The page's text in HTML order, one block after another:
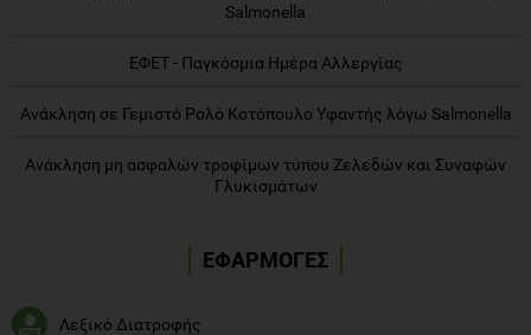
Salmonella
ΕΦΕΤ - Παγκόσμια Ημέρα Αλλεργίας
Ανάκληση σε Γεμιστό Ρολό Κοτόπουλο Υφαντής λόγω Salmonella
Ανάκληση μη ασφαλών τροφίμων τύπου Ζελεδών και Συναφών
Γλυκισμάτων
ΕΦΑΡΜΟΓΕΣ
Λεξικό Διατροφής